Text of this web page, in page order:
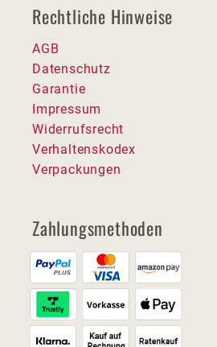
Rechtliche Hinweise
AGB
Datenschutz
Garantie
Impressum
Widerrufsrecht
Verhaltenskodex
Verpackungen
Zahlungsmethoden